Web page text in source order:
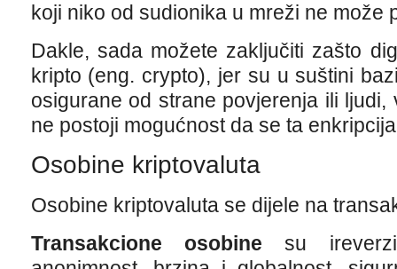
koji niko od sudionika u mreži ne može
Dakle, sada možete zaključiti zašto
kripto (eng. crypto), jer su u suštini
osigurane od strane povjerenja ili
ne postoji mogućnost da se ta
Osobine kriptovaluta
Osobine kriptovaluta se dijele na
Transakcione osobine su